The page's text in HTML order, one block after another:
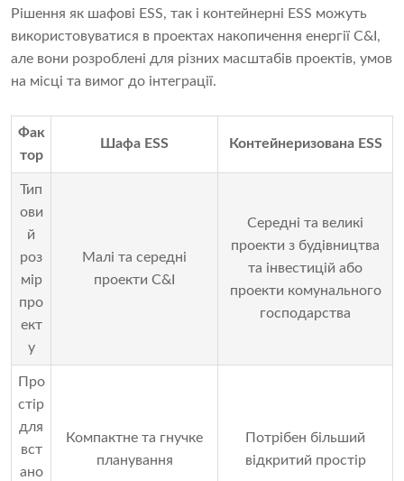
Рішення як шафові ESS, так і контейнерні ESS можуть
використовуватися в проектах накопичення енергії C&I,
але вони розроблені для різних масштабів проектів, умов
на місці та вимог до інтеграції.
Фак
тор
Шафа ESS Контейнеризована ESS
Тип
ови
й
роз
мір
про
ект
у
Малі та середні
проекти C&I
Середні та великі
проекти з будівництва
та інвестицій або
проекти комунального
господарства
Про
стір
для
вст
ано
Компактне та гнучке
планування
Потрібен більший
відкритий простір